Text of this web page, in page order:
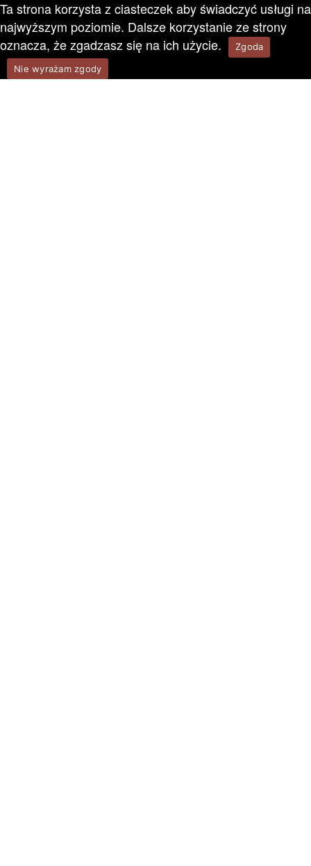
Ta strona korzysta z ciasteczek aby świadczyć usługi na
najwyższym poziomie. Dalsze korzystanie ze strony
oznacza, że zgadzasz się na ich użycie.
Zgoda
Nie wyrażam zgody